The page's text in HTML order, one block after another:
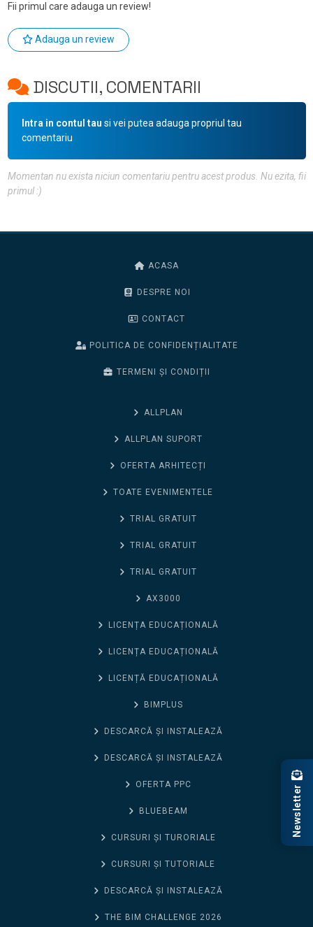
Fii primul care adauga un review!
Adauga un review
DISCUTII, COMENTARII
Intra in contul tau si vei putea adauga propriul tau
comentariu
Momentan nu exista niciun comentariu pentru acest produs. Nu ezita, fii
primul :)
ACASA
DESPRE NOI
CONTACT
POLITICA DE CONFIDENȚIALITATE
TERMENI ȘI CONDIȚII
ALLPLAN
ALLPLAN SUPORT
OFERTA ARHITECȚI
TOATE EVENIMENTELE
TRIAL GRATUIT
TRIAL GRATUIT
TRIAL GRATUIT
AX3000
LICENȚA EDUCAȚIONALĂ
LICENȚA EDUCAȚIONALĂ
LICENȚĂ EDUCAȚIONALĂ
BIMPLUS
DESCARCĂ ȘI INSTALEAZĂ
DESCARCĂ ȘI INSTALEAZĂ
OFERTA PPC
BLUEBEAM
CURSURI ȘI TURORIALE
CURSURI ȘI TUTORIALE
DESCARCĂ ȘI INSTALEAZĂ
THE BIM CHALLENGE 2026
Newsletter